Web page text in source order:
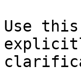
Use this